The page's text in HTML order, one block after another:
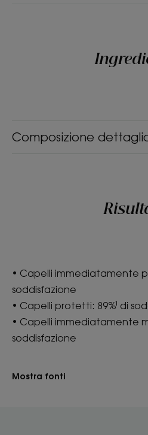
del balsamo su 104 donne.
*Secondo il test OECD 301
Composizione
• Capelli immediatamente
soddisfazione
• Capelli protetti: 89%¹ di
• Capelli immediatamente
soddisfazione
Mostra fonti